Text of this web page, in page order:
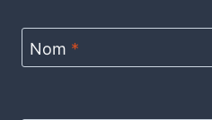
Nom *